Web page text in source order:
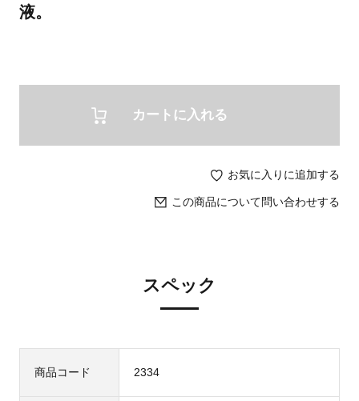
液。
カートに入れる
お気に入りに追加する
この商品について問い合わせする
スペック
商品コード 2334